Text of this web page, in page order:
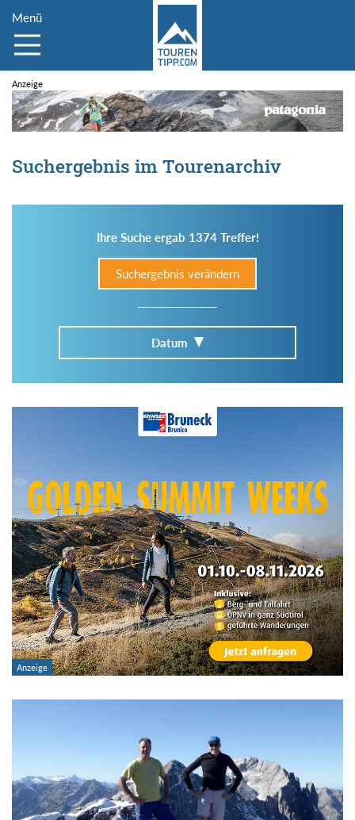
Menü
Suchergebnis im Tourenarchiv
Ihre Suche ergab 1374 Treffer!
Suchergebnis verändern
Datum
Im Tourenarchiv suchen
Region:
Gebirge:
Art der Tour:
Kondition (Tourdauer):
von
bis